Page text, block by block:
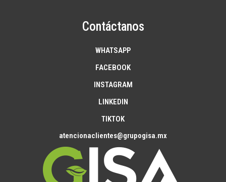
Contáctanos
WHATSAPP
FACEBOOK
INSTAGRAM
LINKEDIN
TIKTOK
atencionaclientes@grupogisa.mx